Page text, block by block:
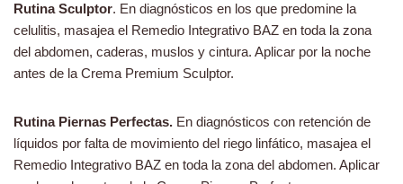
Rutina Sculptor. En diagnósticos en los que predomine la
celulitis, masajea el Remedio Integrativo BAZ en toda la zona
del abdomen, caderas, muslos y cintura. Aplicar por la noche
antes de la Crema Premium Sculptor.
Rutina Piernas Perfectas. En diagnósticos con retención de
líquidos por falta de movimiento del riego linfático, masajea el
Remedio Integrativo BAZ en toda la zona del abdomen. Aplicar